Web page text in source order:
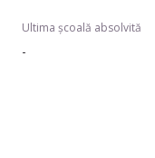
Ultima școală absolvită
-